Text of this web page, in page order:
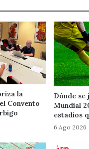
la
Convento
Dónde se
Mundial
estadios
6 Ago 2026